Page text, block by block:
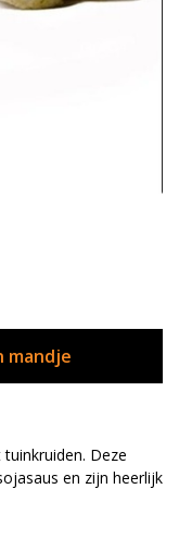
Deze
en zijn heerlijk
mandje